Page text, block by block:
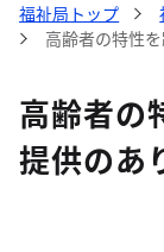
福祉局トップ
高齢者の特性
高齢者の
提供のあ